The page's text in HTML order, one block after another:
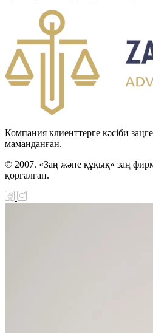
Компания клиенттерге кәсіби
маманданған.
© 2007. «Заң және құқық» заң
қорғалған.